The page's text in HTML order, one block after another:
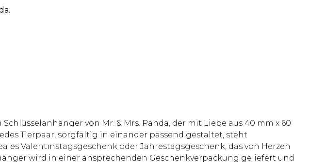
von Mr. & Mrs. Panda, der mit Liebe aus 40 mm x 60
Tierpaar, sorgfältig in einander passend gestaltet, steht
Valentinstagsgeschenk oder Jahrestagsgeschenk, das von Herzen
wird in einer ansprechenden Geschenkverpackung geliefert und